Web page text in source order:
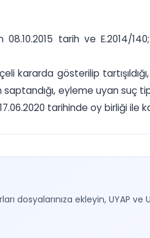
tarih ve E.2014/
kararda gösterilip
eyleme uyan suç
tarihinde oy birliği ile
dosyalarınıza ekleyin, UYAP